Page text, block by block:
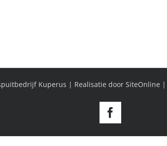
Kuperus | Realisatie door SiteOnline |
Facebook